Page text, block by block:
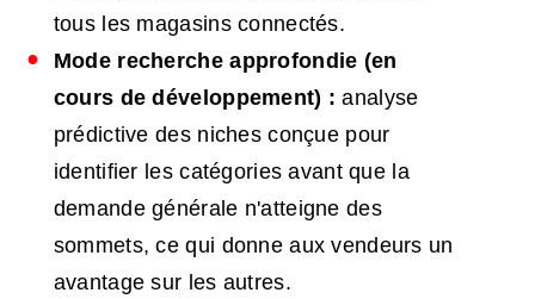
tous les magasins connectés.
Mode recherche approfondie (en
cours de développement) : analyse
prédictive des niches conçue pour
identifier les catégories avant que la
demande générale n'atteigne des
sommets, ce qui donne aux vendeurs un
avantage sur les autres.